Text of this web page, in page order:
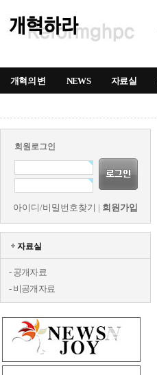
개혁의 변 NEWS 자료실
회원로그인
아이디/비밀번호찾기 | 회원가입
자료실
- 공개자료
- 비공개자료